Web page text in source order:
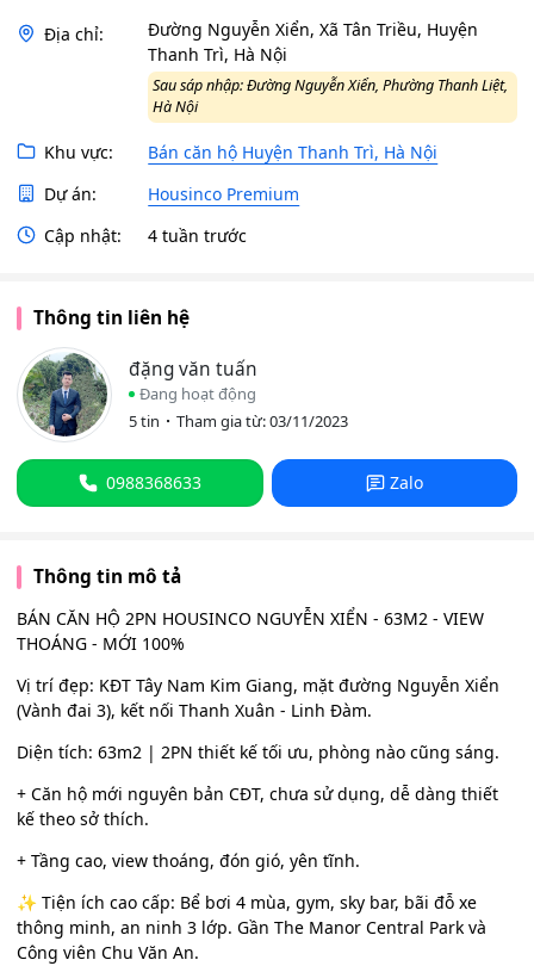
Địa chỉ:
Đường Nguyễn Xiển, Xã Tân Triều, Huyện
Thanh Trì, Hà Nội
Sau sáp nhập: Đường Nguyễn Xiển, Phường Thanh Liệt,
Hà Nội
Khu vực:
Bán căn hộ Huyện Thanh Trì, Hà Nội
Dự án:
Housinco Premium
Cập nhật:
4 tuần trước
Thông tin liên hệ
đặng văn tuấn
Đang hoạt động
5 tin
Tham gia từ: 03/11/2023
0988368633 Zalo
Thông tin mô tả
BÁN CĂN HỘ 2PN HOUSINCO NGUYỄN XIỂN - 63M2 - VIEW
THOÁNG - MỚI 100%
Vị trí đẹp: KĐT Tây Nam Kim Giang, mặt đường Nguyễn Xiển
(Vành đai 3), kết nối Thanh Xuân - Linh Đàm.
Diện tích: 63m2 | 2PN thiết kế tối ưu, phòng nào cũng sáng.
+ Căn hộ mới nguyên bản CĐT, chưa sử dụng, dễ dàng thiết
kế theo sở thích.
+ Tầng cao, view thoáng, đón gió, yên tĩnh.
✨ Tiện ích cao cấp: Bể bơi 4 mùa, gym, sky bar, bãi đỗ xe
thông minh, an ninh 3 lớp. Gần The Manor Central Park và
Công viên Chu Văn An.